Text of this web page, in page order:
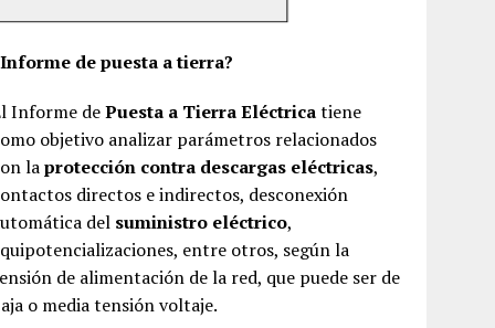
de puesta a tierra?
Informe dePuesta a Tierra Eléctricatiene
objetivo analizar parámetros relacionados
laprotección contra descargas eléctricas,
directos e indirectos, desconexión
del suministro eléctrico,
entre otros, según la
de alimentación de la red, que puede ser de
o media tensión voltaje.